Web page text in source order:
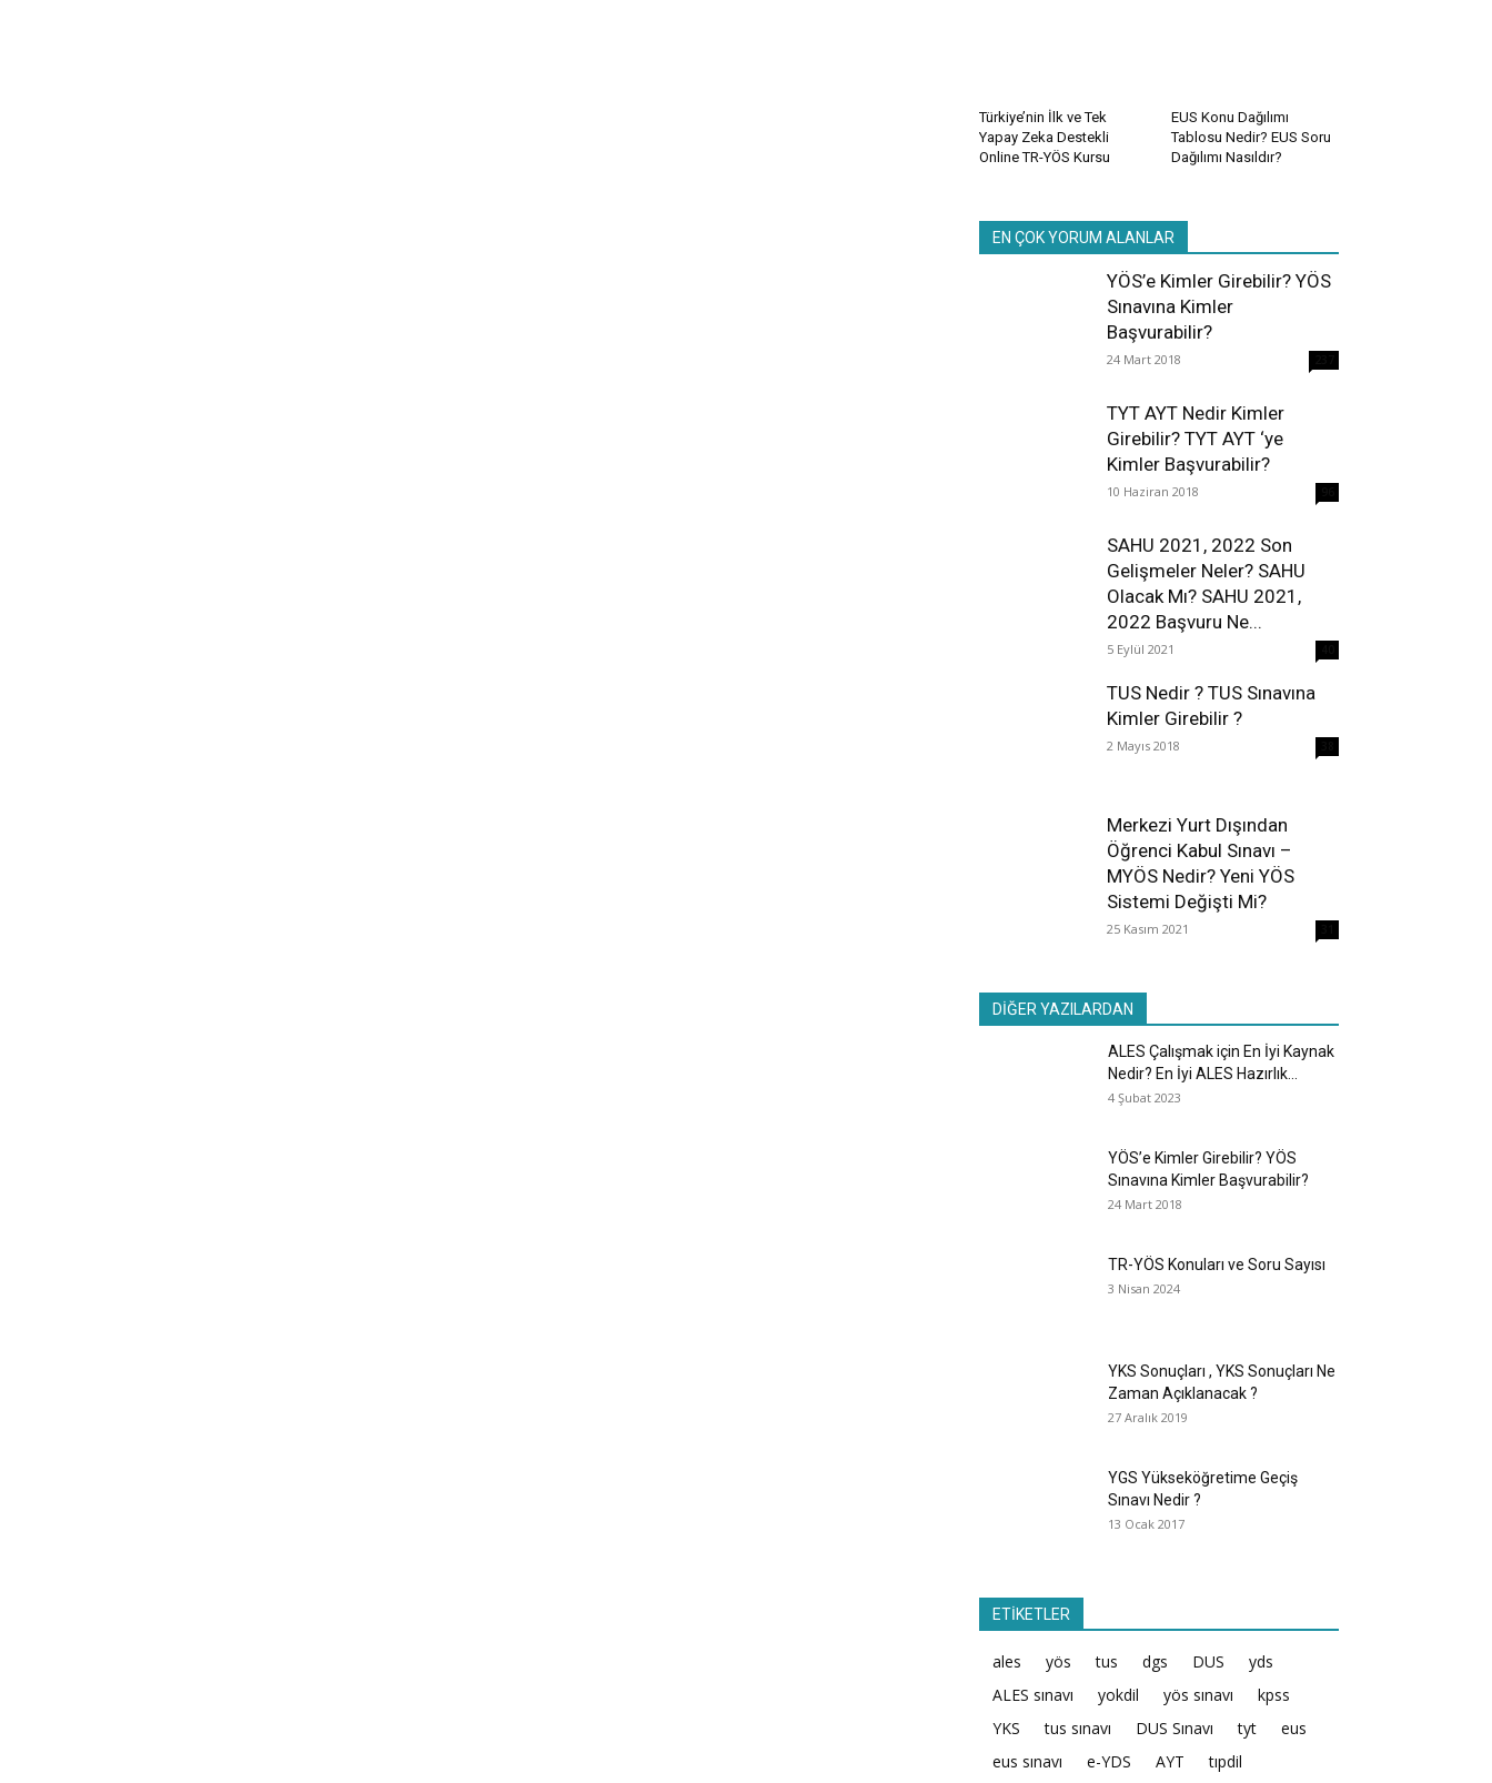
Türkiye’nin İlk ve Tek
Yapay Zeka Destekli
Online TR-YÖS Kursu
EUS Konu Dağılımı
Tablosu Nedir? EUS Soru
Dağılımı Nasıldır?
EN ÇOK YORUM ALANLAR
YÖS’e Kimler Girebilir? YÖS
Sınavına Kimler
Başvurabilir?
24 Mart 2018
TYT AYT Nedir Kimler
Girebilir? TYT AYT ‘ye
Kimler Başvurabilir?
10 Haziran 2018
SAHU 2021, 2022 Son
Gelişmeler Neler? SAHU
Olacak Mı? SAHU 2021,
2022 Başvuru Ne...
5 Eylül 2021
TUS Nedir ? TUS Sınavına
Kimler Girebilir ?
2 Mayıs 2018
Merkezi Yurt Dışından
Öğrenci Kabul Sınavı –
MYÖS Nedir? Yeni YÖS
Sistemi Değişti Mi?
25 Kasım 2021
DİĞER YAZILARDAN
ALES Çalışmak için En İyi Kaynak
Nedir? En İyi ALES Hazırlık...
4 Şubat 2023
YÖS’e Kimler Girebilir? YÖS
Sınavına Kimler Başvurabilir?
24 Mart 2018
TR-YÖS Konuları ve Soru Sayısı
3 Nisan 2024
YKS Sonuçları , YKS Sonuçları Ne
Zaman Açıklanacak ?
27 Aralık 2019
YGS Yükseköğretime Geçiş
Sınavı Nedir ?
13 Ocak 2017
ETİKETLER
ales yös tus dgs DUS
yds
ALES sınavı
yokdil yös sınavı
kpss
YKS
tus sınavı DUS Sınavı tyt
eus
eus sınavı
e-YDS AYT tıpdil